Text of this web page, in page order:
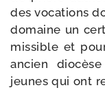
des voca­tions
domaine un
mis­sible et
ancien
jeunes qui ont